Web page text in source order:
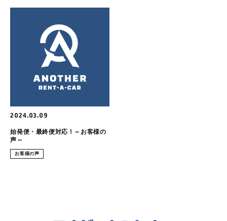
2024.03.09
始発便・最終便対応！～お客様の
声～
お客様の声